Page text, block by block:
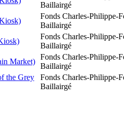
Baillairgé
Fonds Charles-Philippe-
Baillairgé
Fonds Charles-Philippe-
Baillairgé
Market)
Fonds Charles-Philippe-
Baillairgé
the Grey
Fonds Charles-Philippe-
Baillairgé